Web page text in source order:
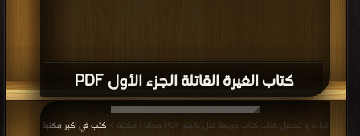
كتاب الغيرة القاتلة الجزء الأول PDF
قراءة و تحميل كتاب كتاب جريمة قتل بالمتر PDF مجانا | مكتبة > كتب في اكبر مكتبة